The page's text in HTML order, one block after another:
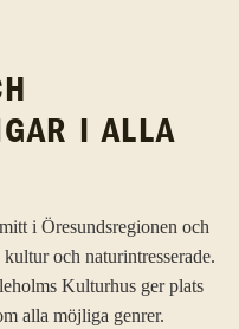
I ALLA
i Öresundsregionen och
och naturintresserade.
Kulturhus ger plats
alla möjliga genrer.